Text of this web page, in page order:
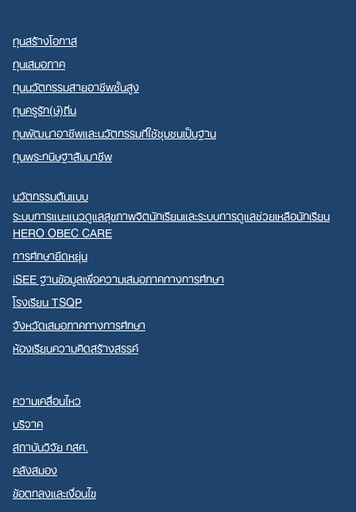
ทุนสร้างโอกาส
ทุนเสมอภาค
ทุนนวัตกรรมสายอาชีพชั้นสูง
ทุนครูรัก(ษ์)ถิ่น
ทุนพัฒนาอาชีพและนวัตกรรมที่ใช้ชุมชนเป็นฐาน
ทุนพระกนิษฐาสัมมาชีพ
นวัตกรรมต้นแบบ
ระบบการแนะแนวดูแลสุขภาพจิตนักเรียนและระบบการดูแลช่วยเหลือนักเรียน
HERO OBEC CARE
การศึกษายืดหยุ่น
iSEE ฐานข้อมูลเพื่อความเสมอภาคทางการศึกษา
โรงเรียน TSQP
จังหวัดเสมอภาคทางการศึกษา
ห้องเรียนความคิดสร้างสรรค์
ความเคลื่อนไหว
บริจาค
สถาบันวิจัย กสศ.
คลังสมอง
ข้อตกลงและเงื่อนไข